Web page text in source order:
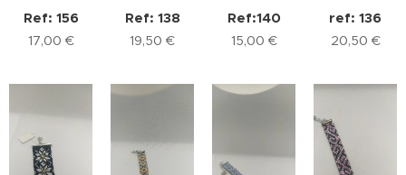
Ref: 156
17,00 €
Ref: 138
19,50 €
Ref:140
15,00 €
ref: 136
20,50 €